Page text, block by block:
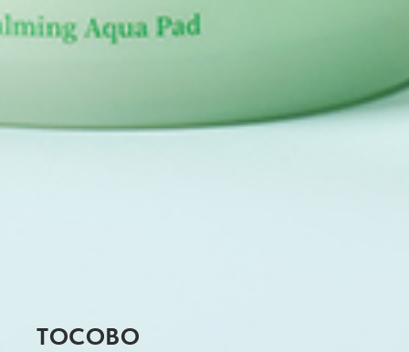
TOCOBO